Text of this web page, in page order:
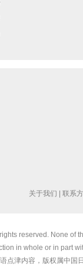
关于我们 联系
reserved. None of
in whole or in part
点津内容，版权属中国